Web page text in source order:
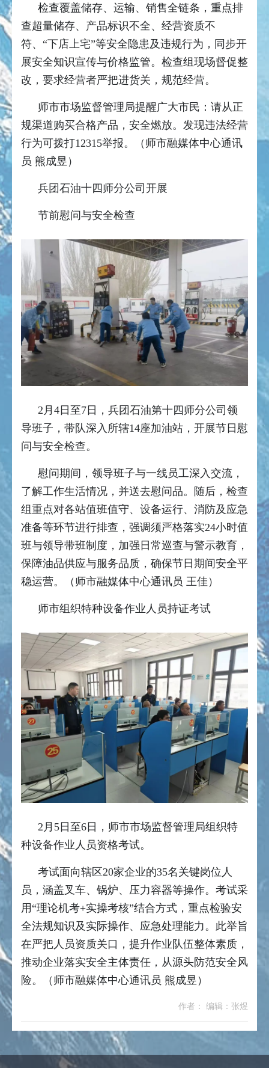
检查覆盖储存、运输、销售全链条，重点排
查超量储存、产品标识不全、经营资质不
符、“下店上宅”等安全隐患及违规行为，同步开
展安全知识宣传与价格监管。检查组现场督促整
改，要求经营者严把进货关，规范经营。
师市市场监督管理局提醒广大市民：请从正
规渠道购买合格产品，安全燃放。发现违法经营
行为可拨打12315举报。（师市融媒体中心通讯
员 熊成昱）
兵团石油十四师分公司开展
节前慰问与安全检查
2月4日至7日，兵团石油第十四师分公司领
导班子，带队深入所辖14座加油站，开展节日慰
问与安全检查。
慰问期间，领导班子与一线员工深入交流，
了解工作生活情况，并送去慰问品。随后，检查
组重点对各站值班值守、设备运行、消防及应急
准备等环节进行排查，强调须严格落实24小时值
班与领导带班制度，加强日常巡查与警示教育，
保障油品供应与服务品质，确保节日期间安全平
稳运营。（师市融媒体中心通讯员 王佳）
师市组织特种设备作业人员持证考试
2月5日至6日，师市市场监督管理局组织特
种设备作业人员资格考试。
考试面向辖区20家企业的35名关键岗位人
员，涵盖叉车、锅炉、压力容器等操作。考试采
用“理论机考+实操考核”结合方式，重点检验安
全法规知识及实际操作、应急处理能力。此举旨
在严把人员资质关口，提升作业队伍整体素质，
推动企业落实安全主体责任，从源头防范安全风
险。（师市融媒体中心通讯员 熊成昱）
作者： 编辑：张煜